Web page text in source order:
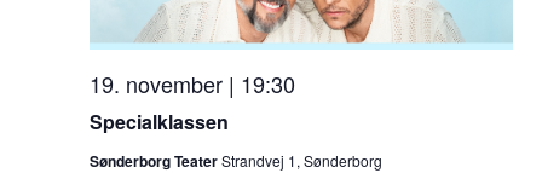
Specialklassen
19. november | 19:30
Sønderborg TeaterStrandvej 1, Sønderborg